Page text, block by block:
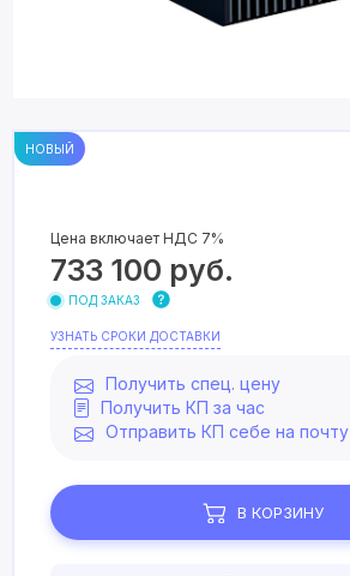
НОВЫЙ
Цена включает НДС 7%
733 100 руб.
ПОД ЗАКАЗ
УЗНАТЬ СРОКИ ДОСТАВКИ
Получить спец. цену
Получить КП за час
Отправить КП себе на почту
В КОРЗИНУ